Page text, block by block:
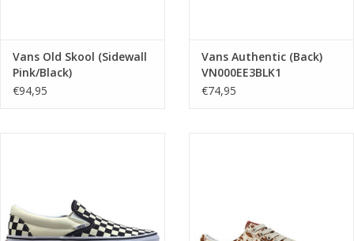
Vans Old Skool (Sidewall
Pink/Black)
VN000D6WPIB1
€94,95
Vans Authentic (Back)
VN000EE3BLK1
€74,95